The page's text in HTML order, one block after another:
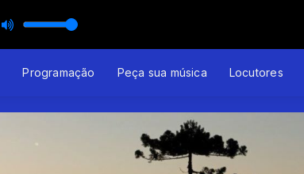
Programação Peça sua música Locutores